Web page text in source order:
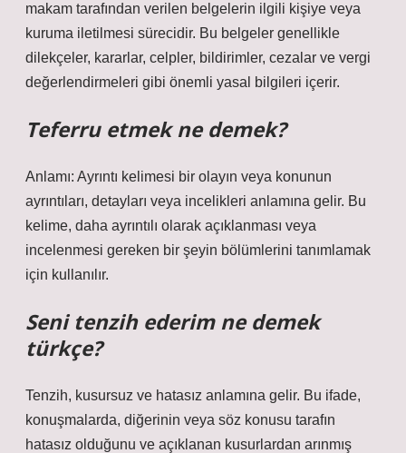
makam tarafından verilen belgelerin ilgili kişiye veya
kuruma iletilmesi sürecidir. Bu belgeler genellikle
dilekçeler, kararlar, celpler, bildirimler, cezalar ve vergi
değerlendirmeleri gibi önemli yasal bilgileri içerir.
Teferru etmek ne demek?
Anlamı: Ayrıntı kelimesi bir olayın veya konunun
ayrıntıları, detayları veya incelikleri anlamına gelir. Bu
kelime, daha ayrıntılı olarak açıklanması veya
incelenmesi gereken bir şeyin bölümlerini tanımlamak
için kullanılır.
Seni tenzih ederim ne demek
türkçe?
Tenzih, kusursuz ve hatasız anlamına gelir. Bu ifade,
konuşmalarda, diğerinin veya söz konusu tarafın
hatasız olduğunu ve açıklanan kusurlardan arınmış